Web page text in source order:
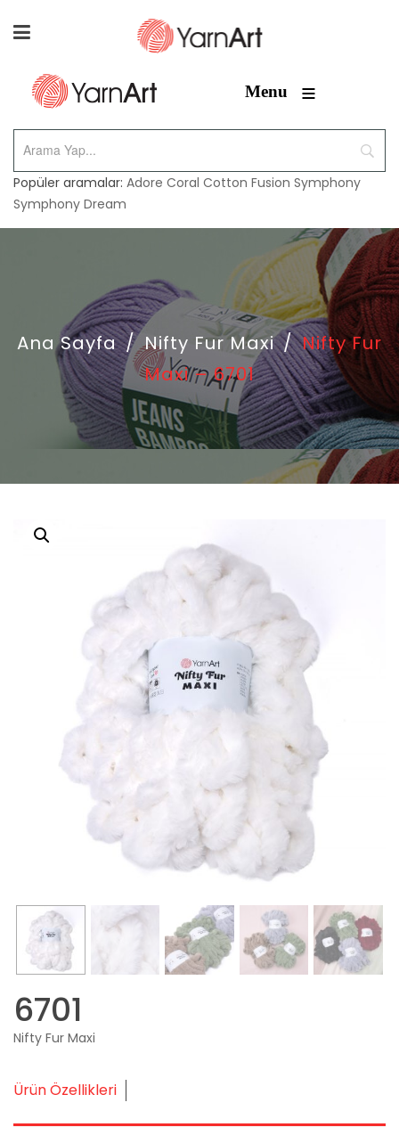
Menu ≡
Popüler aramalar: Adore Coral Cotton Fusion Symphony
Symphony Dream
Ana Sayfa / Nifty Fur Maxi / Nifty Fur
Maxi – 6701
6701
Nifty Fur Maxi
Ürün Özellikleri